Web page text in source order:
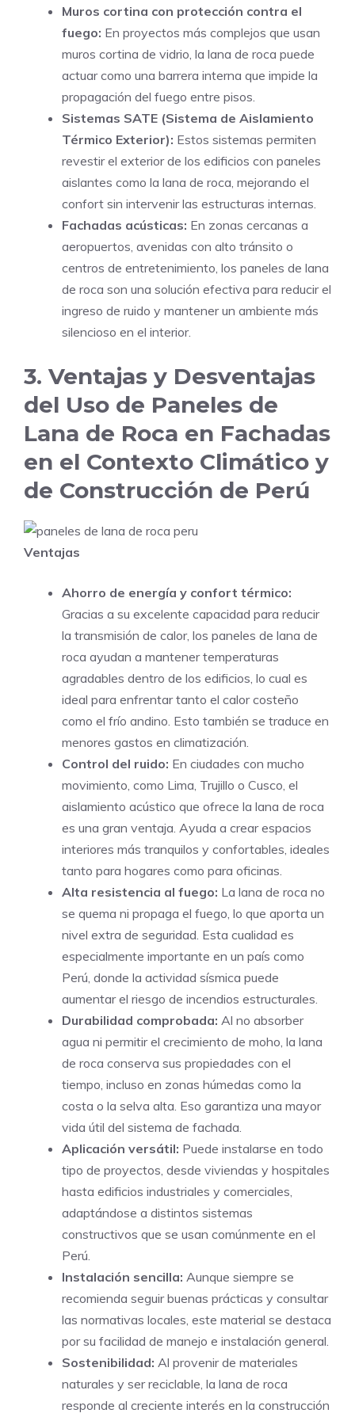
Muros cortina con protección contra el
fuego: En proyectos más complejos que usan
muros cortina de vidrio, la lana de roca puede
actuar como una barrera interna que impide la
propagación del fuego entre pisos.
Sistemas SATE (Sistema de Aislamiento
Térmico Exterior): Estos sistemas permiten
revestir el exterior de los edificios con paneles
aislantes como la lana de roca, mejorando el
confort sin intervenir las estructuras internas.
Fachadas acústicas: En zonas cercanas a
aeropuertos, avenidas con alto tránsito o
centros de entretenimiento, los paneles de lana
de roca son una solución efectiva para reducir el
ingreso de ruido y mantener un ambiente más
silencioso en el interior.
3. Ventajas y Desventajas
del Uso de Paneles de
Lana de Roca en Fachadas
en el Contexto Climático y
de Construcción de Perú
Ventajas
Ahorro de energía y confort térmico:
Gracias a su excelente capacidad para reducir
la transmisión de calor, los paneles de lana de
roca ayudan a mantener temperaturas
agradables dentro de los edificios, lo cual es
ideal para enfrentar tanto el calor costeño
como el frío andino. Esto también se traduce en
menores gastos en climatización.
Control del ruido: En ciudades con mucho
movimiento, como Lima, Trujillo o Cusco, el
aislamiento acústico que ofrece la lana de roca
es una gran ventaja. Ayuda a crear espacios
interiores más tranquilos y confortables, ideales
tanto para hogares como para oficinas.
Alta resistencia al fuego: La lana de roca no
se quema ni propaga el fuego, lo que aporta un
nivel extra de seguridad. Esta cualidad es
especialmente importante en un país como
Perú, donde la actividad sísmica puede
aumentar el riesgo de incendios estructurales.
Durabilidad comprobada: Al no absorber
agua ni permitir el crecimiento de moho, la lana
de roca conserva sus propiedades con el
tiempo, incluso en zonas húmedas como la
costa o la selva alta. Eso garantiza una mayor
vida útil del sistema de fachada.
Aplicación versátil: Puede instalarse en todo
tipo de proyectos, desde viviendas y hospitales
hasta edificios industriales y comerciales,
adaptándose a distintos sistemas
constructivos que se usan comúnmente en el
Perú.
Instalación sencilla: Aunque siempre se
recomienda seguir buenas prácticas y consultar
las normativas locales, este material se destaca
por su facilidad de manejo e instalación general.
Sostenibilidad: Al provenir de materiales
naturales y ser reciclable, la lana de roca
responde al creciente interés en la construcción